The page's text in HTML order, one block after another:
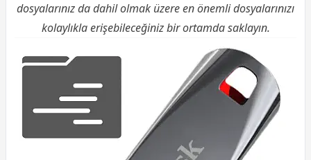
dosyalarınız da dahil olmak üzere en önemli dosyalarınızı
kolaylıkla erişebileceğiniz bir ortamda saklayın.